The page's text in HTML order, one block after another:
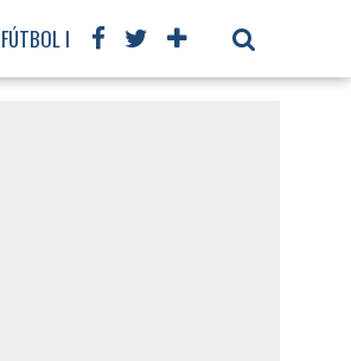
FÚTBOL INTERNACIONAL